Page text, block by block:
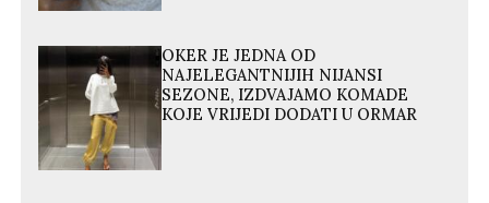
OKER JE JEDNA OD
NAJELEGANTNIJIH NIJANSI
SEZONE, IZDVAJAMO KOMADE
KOJE VRIJEDI DODATI U ORMAR